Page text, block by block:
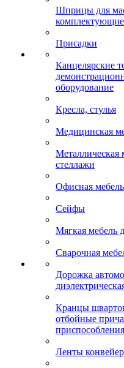
Шприцы для
комплектующие
Присадки
Канцелярские
оборудование
Кресла, стулья
Медицинская
Металлическая
стеллажи
Офисная мебель
Сейфы
Мягкая мебель
Сварочная
Дорожка
Кранцы
отбойные
приспособления
Ленты